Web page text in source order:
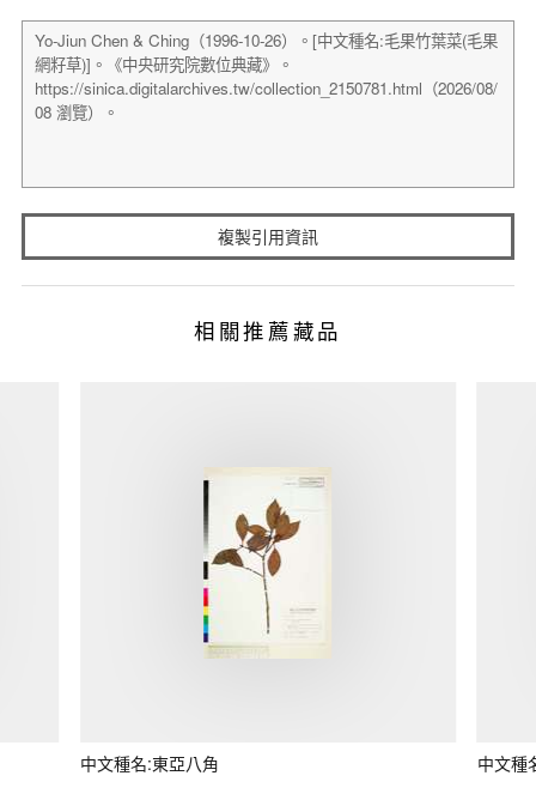
複製引用資訊
相關推薦藏品
中文種名:東亞八角 中文種